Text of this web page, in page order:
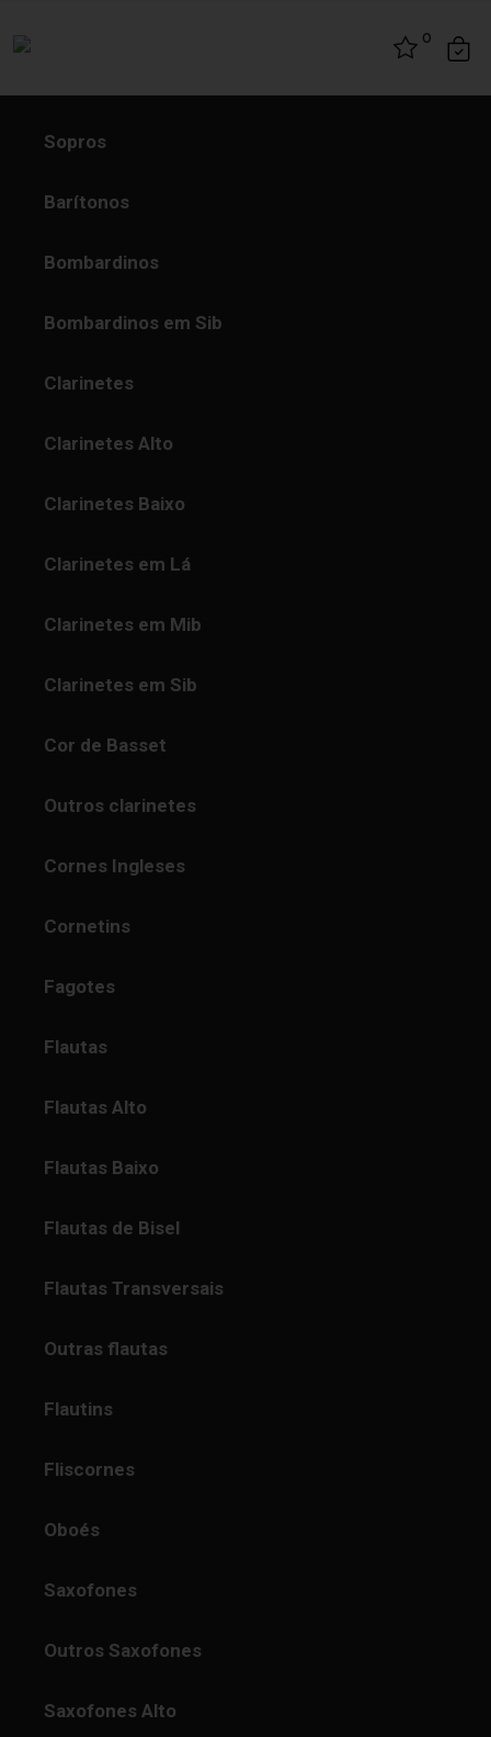
0
Sopros
Barítonos
Bombardinos
Bombardinos em Sib
Clarinetes
Clarinetes Alto
Clarinetes Baixo
Clarinetes em Lá
Clarinetes em Mib
Clarinetes em Sib
Cor de Basset
Outros clarinetes
Cornes Ingleses
Cornetins
Fagotes
Flautas
Flautas Alto
Flautas Baixo
Flautas de Bisel
Flautas Transversais
Outras flautas
Flautins
Fliscornes
Oboés
Saxofones
Outros Saxofones
Saxofones Alto